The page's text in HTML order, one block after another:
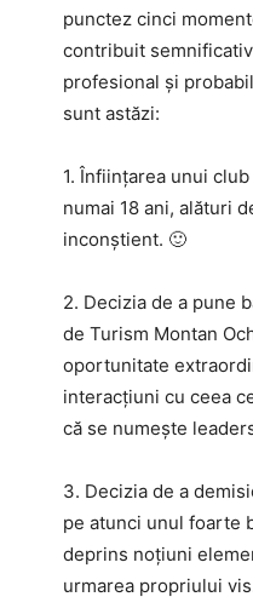
punctez cinci
contribuit
profesional și
sunt astăzi:
1. Înființarea unui
numai 18 ani, alături
inconștient. 🙂
2. Decizia de a pune
de Turism Montan
oportunitate
interacțiuni cu ceea
că se numește
3. Decizia de a
pe atunci unul foarte
deprins noțiuni
urmarea propriului